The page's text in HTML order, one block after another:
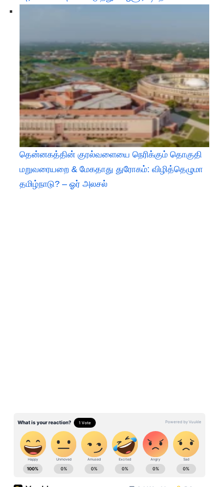
தென்னகத்தின் குரல்வளையை நெரிக்கும் தொகுதி
மறுவரையறை & மேகதாது துரோகம்: விழித்தெழுமா
தமிழ்நாடு? – ஓர் அலசல்